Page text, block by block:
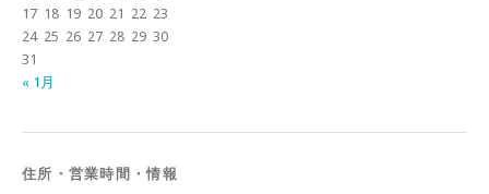
« 1月
17 18 19 20 21 22 23
24 25 26 27 28 29 30
31
住所・営業時間・情報